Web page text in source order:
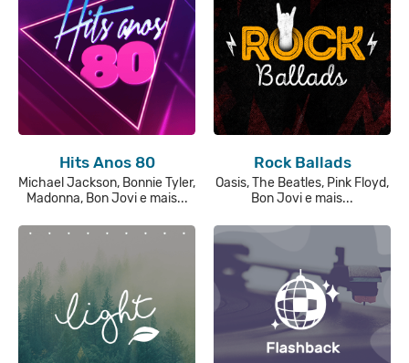
Hits Anos 80
Michael Jackson, Bonnie Tyler,
Madonna, Bon Jovi e mais...
Rock Ballads
Oasis, The Beatles, Pink Floyd,
Bon Jovi e mais...